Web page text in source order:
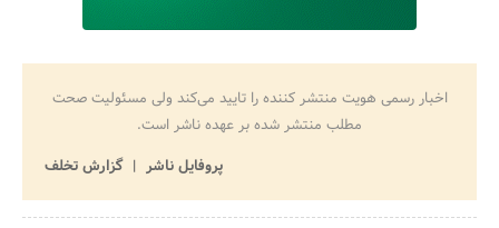
اخبار رسمی هویت منتشر کننده را تایید می‌کند ولی مسئولیت صحت
مطلب منتشر شده بر عهده ناشر است.
پروفایل ناشر
گزارش تخلف